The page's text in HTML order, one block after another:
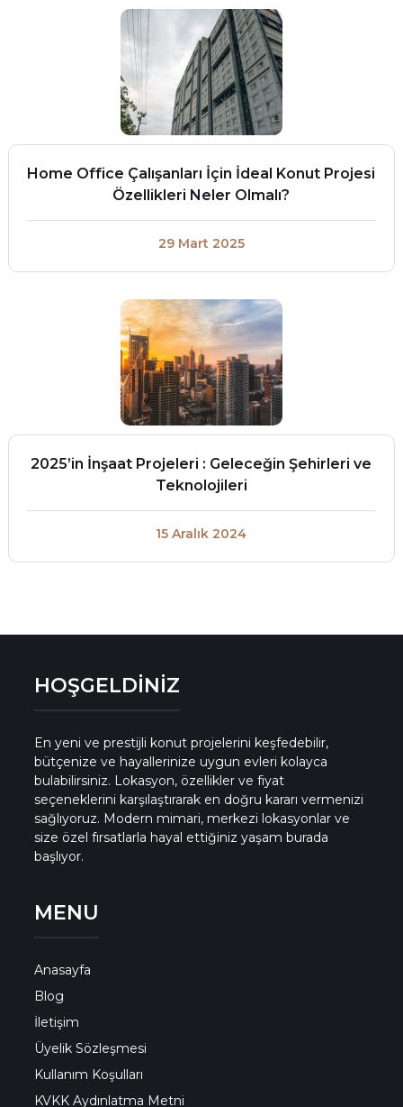
Home Office Çalışanları İçin İdeal Konut Projesi
Özellikleri Neler Olmalı?
29 Mart 2025
2025’in İnşaat Projeleri : Geleceğin Şehirleri ve
Teknolojileri
15 Aralık 2024
HOŞGELDİNİZ
En yeni ve prestijli konut projelerini keşfedebilir,
bütçenize ve hayallerinize uygun evleri kolayca
bulabilirsiniz. Lokasyon, özellikler ve fiyat
seçeneklerini karşılaştırarak en doğru kararı vermenizi
sağlıyoruz. Modern mimari, merkezi lokasyonlar ve
size özel fırsatlarla hayal ettiğiniz yaşam burada
başlıyor.
MENU
Anasayfa
Blog
İletişim
Üyelik Sözleşmesi
Kullanım Koşulları
KVKK Aydınlatma Metni